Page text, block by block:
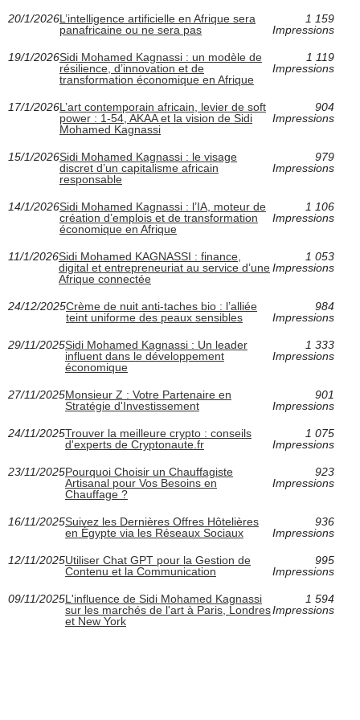
20/1/2026L’intelligence artificielle en Afrique sera
panafricaine ou ne sera pas
1 159
Impressions
19/1/2026Sidi Mohamed Kagnassi : un modèle de
résilience, d’innovation et de
transformation économique en Afrique
1 119
Impressions
17/1/2026L’art contemporain africain, levier de soft
power : 1-54, AKAA et la vision de Sidi
Mohamed Kagnassi
904
Impressions
15/1/2026Sidi Mohamed Kagnassi : le visage
discret d’un capitalisme africain
responsable
979
Impressions
14/1/2026Sidi Mohamed Kagnassi : l’IA, moteur de
création d’emplois et de transformation
économique en Afrique
1 106
Impressions
11/1/2026Sidi Mohamed KAGNASSI : finance,
digital et entrepreneuriat au service d’une
Afrique connectée
1 053
Impressions
24/12/2025Crème de nuit anti‑taches bio : l’alliée
teint uniforme des peaux sensibles
984
Impressions
29/11/2025Sidi Mohamed Kagnassi : Un leader
influent dans le développement
économique
1 333
Impressions
27/11/2025Monsieur Z : Votre Partenaire en
Stratégie d'Investissement
901
Impressions
24/11/2025Trouver la meilleure crypto : conseils
d'experts de Cryptonaute.fr
1 075
Impressions
23/11/2025Pourquoi Choisir un Chauffagiste
Artisanal pour Vos Besoins en
Chauffage ?
923
Impressions
16/11/2025Suivez les Dernières Offres Hôtelières
en Égypte via les Réseaux Sociaux
936
Impressions
12/11/2025Utiliser Chat GPT pour la Gestion de
Contenu et la Communication
995
Impressions
09/11/2025L'influence de Sidi Mohamed Kagnassi
sur les marchés de l'art à Paris, Londres
et New York
1 594
Impressions